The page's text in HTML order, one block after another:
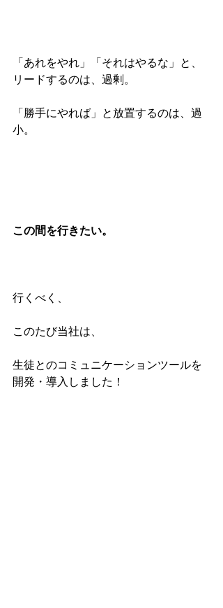
「あれをやれ」「それはやるな」と、
リードするのは、過剰。
「勝手にやれば」と放置するのは、過
小。
この間を行きたい。
行くべく、
このたび当社は、
生徒とのコミュニケーションツールを
開発・導入しました！